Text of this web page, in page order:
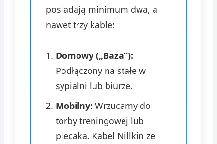
posiadają minimum dwa, a
nawet trzy kable:
Domowy („Baza”):
Podłączony na stałe w
sypialni lub biurze.
Mobilny: Wrzucamy do
torby treningowej lub
plecaka. Kabel Nillkin ze